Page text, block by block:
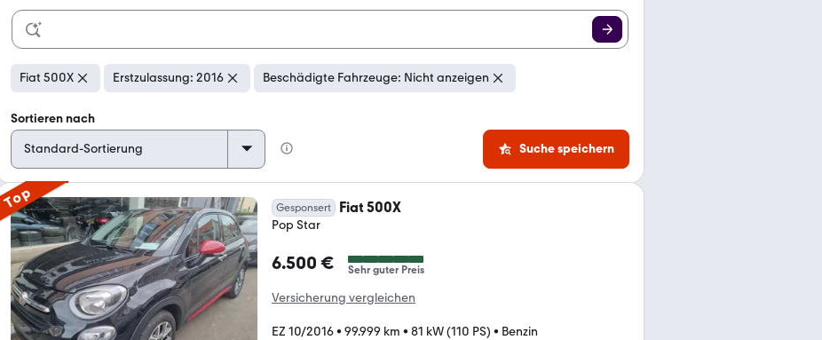
Fiat 500X Erstzulassung: 2016 Beschädigte Fahrzeuge: Nicht anzeigen
Sortieren nach
Suche speichern
Top Gesponsert Fiat 500X
Pop Star
6.500 € Sehr guter Preis
Versicherung vergleichen
EZ 10/2016• 99.999 km • 81 kW (110 PS) • Benzin